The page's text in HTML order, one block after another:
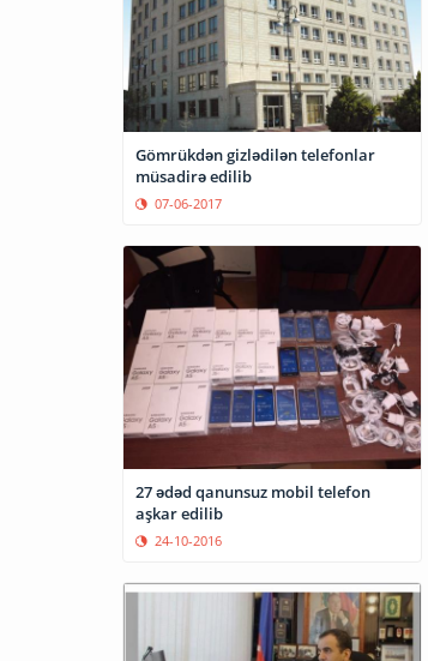
Gömrükdən gizlədilən telefonlar
müsadirə edilib
07-06-2017
27 ədəd qanunsuz mobil telefon
aşkar edilib
24-10-2016